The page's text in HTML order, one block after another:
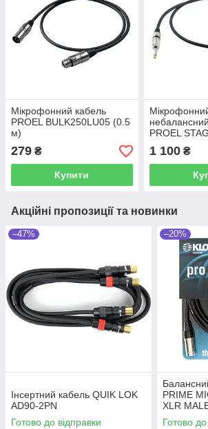
Мікрофонний кабель
PROEL BULK250LU05 (0.5
м)
279 ₴
Купити
PROEL
м)
1 100₴
Акційні пропозиції та новинки
–47%
Інсертний кабель QUIK LOK
AD90-2PN
Готово до відправки
–20%
PRIME
XLR
5 M
Готово до